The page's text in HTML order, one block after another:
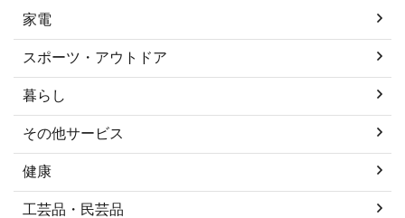
家電
スポーツ・アウトドア
暮らし
その他サービス
健康
工芸品・民芸品